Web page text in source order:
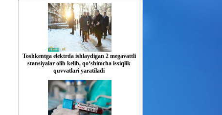
Toshkentga elektrda ishlaydigan 2 megavattli
stansiyalar olib kelib, qo‘shimcha issiqlik
quvvatlari yaratiladi